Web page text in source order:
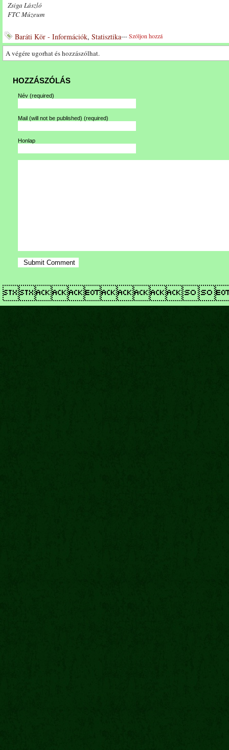
Zsiga László
FTC Múzeum
Baráti Kör - Információk, Statisztika---Szóljon hozzá
A végére ugorhat és hozzászólhat.
HOZZÁSZÓLÁS
Név (required)
Mail (will not be published) (required)
Honlap